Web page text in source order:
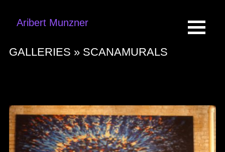
Aribert Munzner
GALLERIES » SCANAMURALS